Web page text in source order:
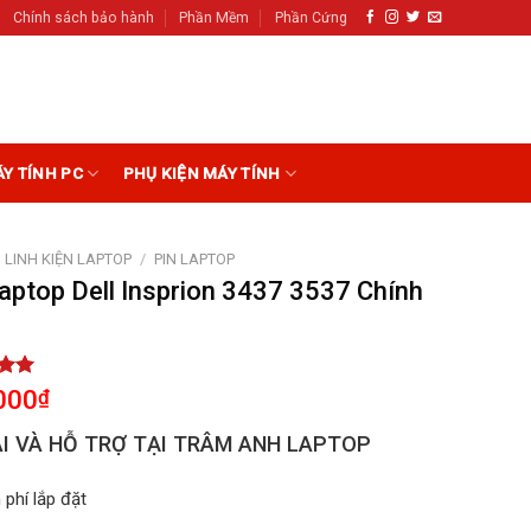
Chính sách bảo hành Phần Mềm Phần Cứng
TÍNH PC PHỤ KIỆN MÁY TÍNH
LINH KIỆN LAPTOP / PIN LAPTOP
Dell Insprion 3437 3537 Chính
₫
VÀ HỖ TRỢ TẠI TRÂM ANH LAPTOP
phí lắp đặt